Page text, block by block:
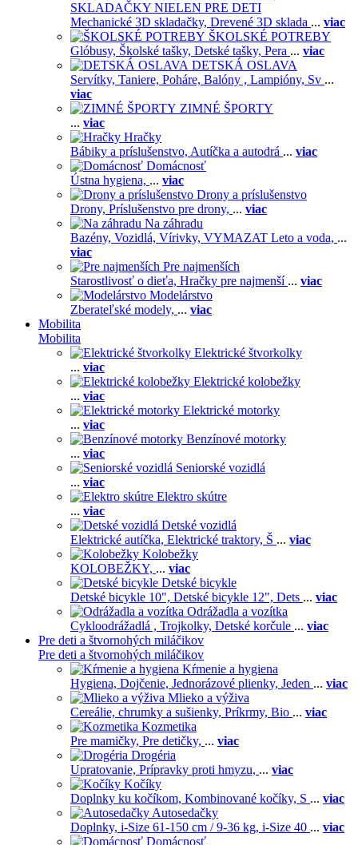
SKLADAČKY NIELEN PRE DETI
Mechanické 3D skladačky, Drevené 3D sklada ... viac
ŠKOLSKÉ POTREBY
Glóbusy, Školské tašky, Detské tašky, Pera ... viac
DETSKÁ OSLAVA
Servítky, Taniere, Poháre, Balóny , Lampióny, Sv ...
viac
ZIMNÉ ŠPORTY
... viac
Hračky
Bábiky a príslušenstvo, Autíčka a autodrá ... viac
Domácnosť
Ústna hygiena, ... viac
Drony a príslušenstvo
Drony, Príslušenstvo pre drony, ... viac
Na záhradu
Bazény, Vozidlá, Vírivky, VYMAZAT Leto a voda, ...
viac
Pre najmenších
Starostlivosť o dieťa, Hračky pre najmenší ... viac
Modelárstvo
Zberateľské modely, ... viac
Mobilita
Mobilita
Elektrické štvorkolky
... viac
Elektrické kolobežky
... viac
Elektrické motorky
... viac
Benzínové motorky
... viac
Seniorské vozidlá
... viac
Elektro skútre
... viac
Detské vozidlá
Elektrické autíčka, Elektrické traktory, Š ... viac
Kolobežky
KOLOBEŽKY, ... viac
Detské bicykle
Detské bicykle 10", Detské bicykle 12", Dets ... viac
Odrážadla a vozítka
Cykloodrážadlá , Trojkolky, Detské korčule ... viac
Pre deti a štvornohých miláčikov
Pre deti a štvornohých miláčikov
Kŕmenie a hygiena
Hygiena, Dojčenie, Jednorázové plienky, Jeden ... viac
Mlieko a výživa
Cereálie, chrumky a sušienky, Príkrmy, Bio ... viac
Kozmetika
Pre mamičky, Pre detičky, ... viac
Drogéria
Upratovanie, Prípravky proti hmyzu, ... viac
Kočíky
Doplnky ku kočíkom, Kombinované kočíky, S ... viac
Autosedačky
Doplnky, i-Size 61-150 cm / 9-36 kg, i-Size 40 ... viac
Domácnosť